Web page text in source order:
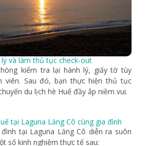
và làm thủ tục check-out
kiểm tra lại hành lý, giấy tờ tùy
viên. Sau đó, bạn thực hiện thủ tục
du lịch hè Huế đầy ắp niềm vui.
tại Laguna Lăng Cô cùng gia đình
tại Laguna Lăng Cô diễn ra suôn
số kinh nghiệm thực tế sau: